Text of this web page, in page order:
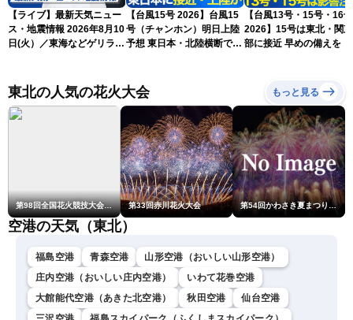
【ライブ】最新天気ニュー
ス・地震情報 2026年8月10
日(火）／東海などゲリラ雷
ュースLiVEコーヒータイ
ム・小林李衣奈／有賀哲
夫〉
【台風15号 2026】台風15
号（チャンホン）明日上陸
予想 東日本・北陸横断で大
【台風13号・15号・16号
2026】15号は東北・関
部に接近 早めの備えを（
東北の人気の花火大会 もっと見る
第98回全国花火競技大会「大曲の花火」 第33回赤川花火大会 第54回かわさき夏まつり花火大会「おらが自慢のでっかい花火」
空港の天気（東北）
福島空港 青森空港
山形空港（おいしい山形空港）
庄内空港（おいしい庄内空港）
いわて花巻空港
大館能代空港（あきた北空港）
秋田空港
仙台空港